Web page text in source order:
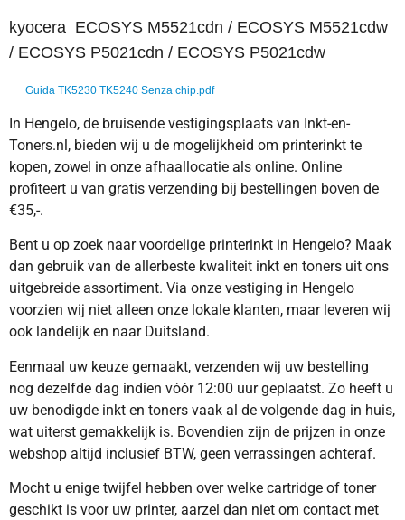
kyocera ECOSYS M5521cdn / ECOSYS M5521cdw
/ ECOSYS P5021cdn / ECOSYS P5021cdw
Guida TK5230 TK5240 Senza chip.pdf
In Hengelo, de bruisende vestigingsplaats van Inkt-en-
Toners.nl, bieden wij u de mogelijkheid om printerinkt te
kopen, zowel in onze afhaallocatie als online. Online
profiteert u van gratis verzending bij bestellingen boven de
€35,-.
Bent u op zoek naar voordelige printerinkt in Hengelo? Maak
dan gebruik van de allerbeste kwaliteit inkt en toners uit ons
uitgebreide assortiment. Via onze vestiging in Hengelo
voorzien wij niet alleen onze lokale klanten, maar leveren wij
ook landelijk en naar Duitsland.
Eenmaal uw keuze gemaakt, verzenden wij uw bestelling
nog dezelfde dag indien vóór 12:00 uur geplaatst. Zo heeft u
uw benodigde inkt en toners vaak al de volgende dag in huis,
wat uiterst gemakkelijk is. Bovendien zijn de prijzen in onze
webshop altijd inclusief BTW, geen verrassingen achteraf.
Mocht u enige twijfel hebben over welke cartridge of toner
geschikt is voor uw printer, aarzel dan niet om contact met